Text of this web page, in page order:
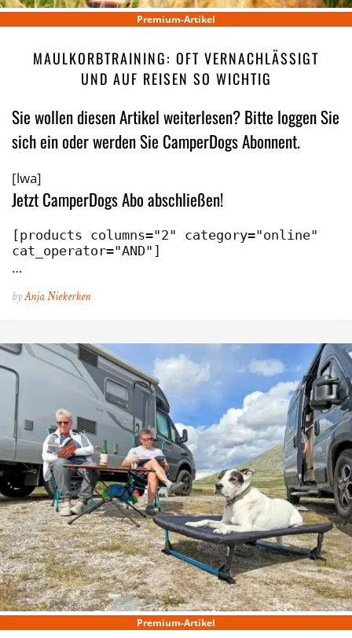
Premium-Artikel
MAULKORBTRAINING: OFT VERNACHLÄSSIGT
UND AUF REISEN SO WICHTIG
Sie wollen diesen Artikel weiterlesen? Bitte loggen Sie
sich ein oder werden Sie CamperDogs Abonnent.
[lwa]
Jetzt CamperDogs Abo abschließen!
[products columns="2" category="online"
cat_operator="AND"]
…
byAnja Niekerken
Premium-Artikel